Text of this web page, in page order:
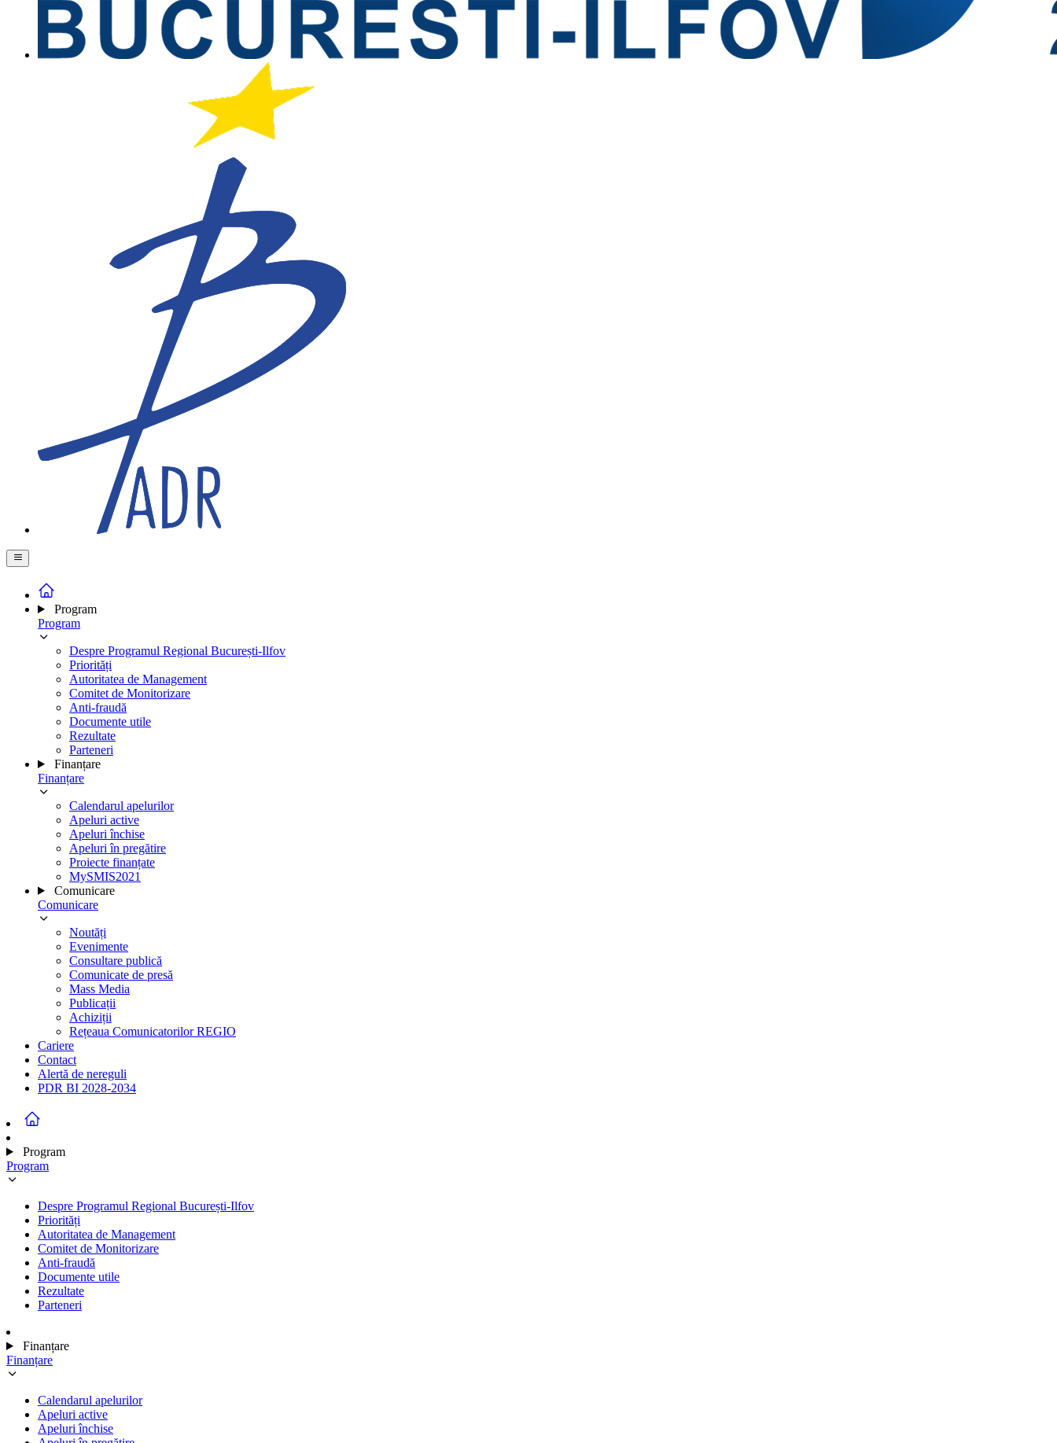
Program
Program
Despre Programul Regional București-Ilfov
Priorități
Autoritatea de Management
Comitet de Monitorizare
Anti-fraudă
Documente utile
Rezultate
Parteneri
Finanțare
Finanțare
Calendarul apelurilor
Apeluri active
Apeluri închise
Apeluri în pregătire
Proiecte finanțate
MySMIS2021
Comunicare
Comunicare
Noutăți
Evenimente
Consultare publică
Comunicate de presă
Mass Media
Publicații
Achiziții
Rețeaua Comunicatorilor REGIO
Cariere
Contact
Alertă de nereguli
PDR BI 2028-2034
Program
Program
Despre Programul Regional București-Ilfov
Priorități
Autoritatea de Management
Comitet de Monitorizare
Anti-fraudă
Documente utile
Rezultate
Parteneri
Finanțare
Finanțare
Calendarul apelurilor
Apeluri active
Apeluri închise